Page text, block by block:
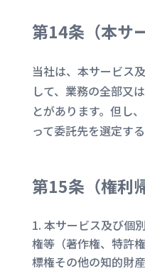
第14条（本サ
当社は、本サービス
して、業務の全部又
とがあります。但し
って委託先を選定す
第15条（権利
本サービス及び個
権等（著作権、特許
標権その他の知的財